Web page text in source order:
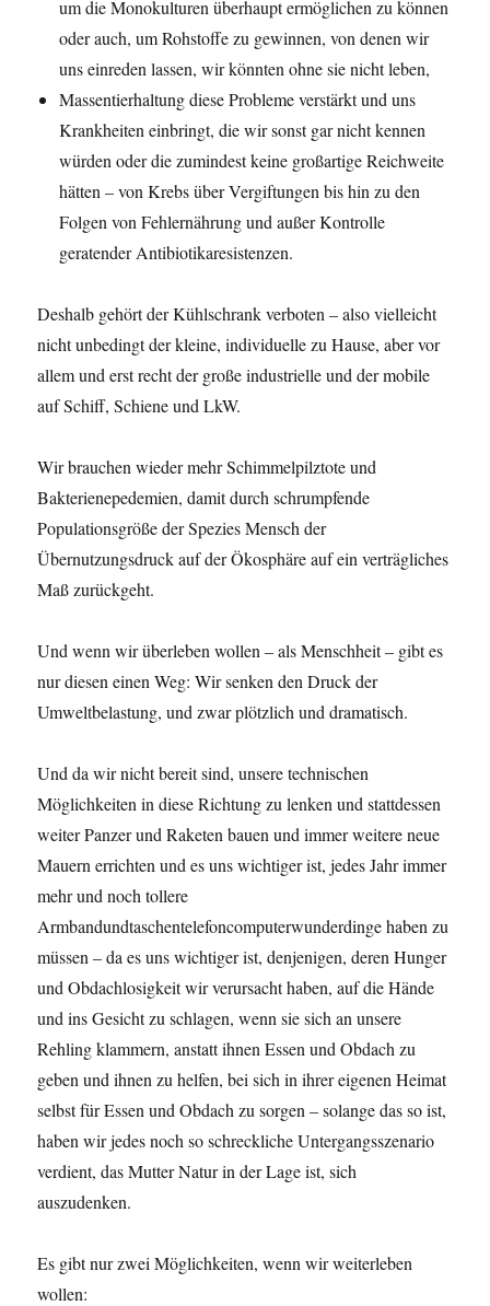
um die Monokulturen überhaupt ermöglichen zu können
oder auch, um Rohstoffe zu gewinnen, von denen wir
uns einreden lassen, wir könnten ohne sie nicht leben,
Massentierhaltung diese Probleme verstärkt und uns
Krankheiten einbringt, die wir sonst gar nicht kennen
würden oder die zumindest keine großartige Reichweite
hätten – von Krebs über Vergiftungen bis hin zu den
Folgen von Fehlernährung und außer Kontrolle
geratender Antibiotikaresistenzen.
Deshalb gehört der Kühlschrank verboten – also vielleicht
nicht unbedingt der kleine, individuelle zu Hause, aber vor
allem und erst recht der große industrielle und der mobile
auf Schiff, Schiene und LkW.
Wir brauchen wieder mehr Schimmelpilztote und
Bakterienepedemien, damit durch schrumpfende
Populationsgröße der Spezies Mensch der
Übernutzungsdruck auf der Ökosphäre auf ein verträgliches
Maß zurückgeht.
Und wenn wir überleben wollen – als Menschheit – gibt es
nur diesen einen Weg: Wir senken den Druck der
Umweltbelastung, und zwar plötzlich und dramatisch.
Und da wir nicht bereit sind, unsere technischen
Möglichkeiten in diese Richtung zu lenken und stattdessen
weiter Panzer und Raketen bauen und immer weitere neue
Mauern errichten und es uns wichtiger ist, jedes Jahr immer
mehr und noch tollere
Armbandundtaschentelefoncomputerwunderdinge haben zu
müssen – da es uns wichtiger ist, denjenigen, deren Hunger
und Obdachlosigkeit wir verursacht haben, auf die Hände
und ins Gesicht zu schlagen, wenn sie sich an unsere
Rehling klammern, anstatt ihnen Essen und Obdach zu
geben und ihnen zu helfen, bei sich in ihrer eigenen Heimat
selbst für Essen und Obdach zu sorgen – solange das so ist,
haben wir jedes noch so schreckliche Untergangsszenario
verdient, das Mutter Natur in der Lage ist, sich
auszudenken.
Es gibt nur zwei Möglichkeiten, wenn wir weiterleben
wollen: